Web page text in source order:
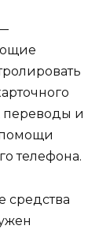
переводы и
телефона.